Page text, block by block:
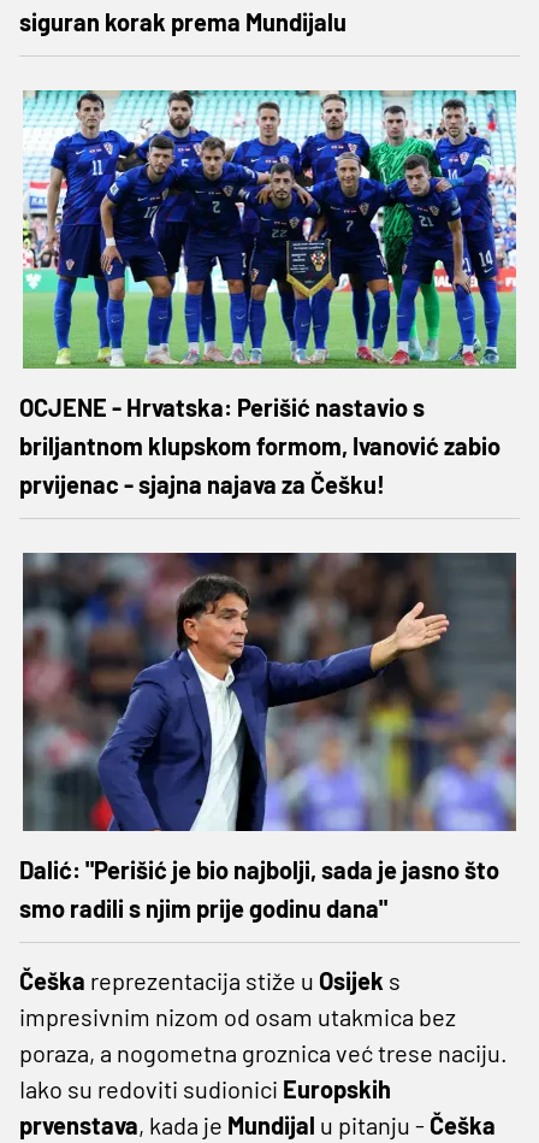
siguran korak prema Mundijalu
OCJENE - Hrvatska: Perišić nastavio s
briljantnom klupskom formom, Ivanović zabio
prvijenac - sjajna najava za Češku!
Dalić: "Perišić je bio najbolji, sada je jasno što
smo radili s njim prije godinu dana"
Češka reprezentacija stiže u Osijek s
impresivnim nizom od osam utakmica bez
poraza, a nogometna groznica već trese naciju.
Iako su redoviti sudionici Europskih
prvenstava, kada je Mundijal u pitanju - Češka